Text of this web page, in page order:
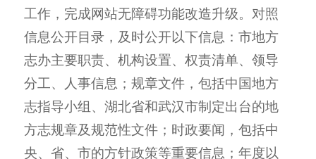
工作，完成网站无障碍功能改造升级。对照
信息公开目录，及时公开以下信息：市地方
志办主要职责、机构设置、权责清单、领导
分工、人事信息；规章文件，包括中国地方
志指导小组、湖北省和武汉市制定出台的地
方志规章及规范性文件；时政要闻，包括中
央、省、市的方针政策等重要信息；年度以